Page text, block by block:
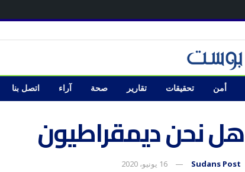
أمن تحقيقات تقارير صحة آراء اتصل بنا
هل نحن ديمقراطيون
Sudans Post 16 يونيو، 2020